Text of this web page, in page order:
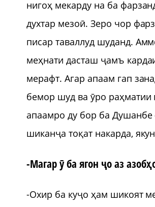
нигоҳ мекарду на ба
духтар мезоӣ. Зеро чор
писар таваллуд шуданд.
меҳнати дасташ ҷамъ
мерафт. Агар апаам гап
бемор шуд ва ӯро
апаамро ду бор ба
шиканҷа тоқат накарда,
-Магар ӯ ба ягон ҷо аз
-Охир ба куҷо ҳам шикоят